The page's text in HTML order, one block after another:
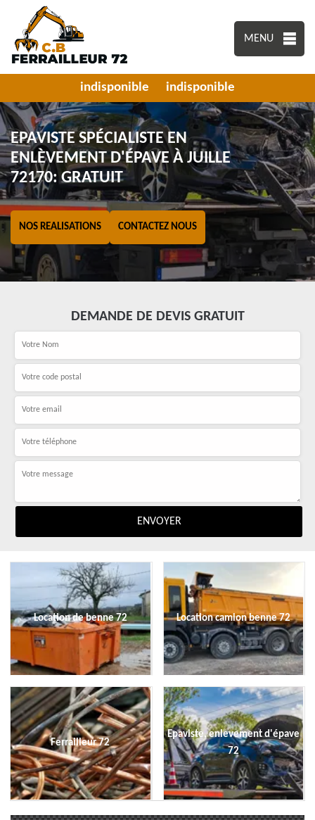
MENU
indisponible indisponible
EPAVISTE SPÉCIALISTE EN
ENLÈVEMENT D'ÉPAVE À JUILLE
72170: GRATUIT
NOS REALISATIONS CONTACTEZ NOUS
DEMANDE DE DEVIS GRATUIT
Location de benne 72 Location camion benne 72
Ferrailleur 72
Epaviste, enlevement d'épave
72